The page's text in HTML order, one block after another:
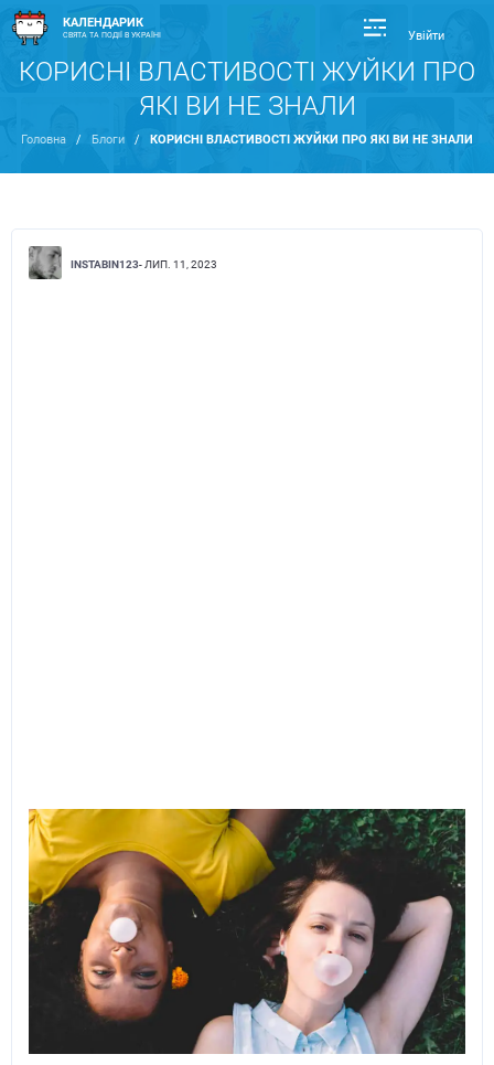
КАЛЕНДАРИК
СВЯТА ТА ПОДІЇ В УКРАЇНІ Увійти
КОРИСНІ ВЛАСТИВОСТІ ЖУЙКИ ПРО
ЯКІ ВИ НЕ ЗНАЛИ
Головна / Блоги / КОРИСНІ ВЛАСТИВОСТІ ЖУЙКИ ПРО ЯКІ ВИ НЕ ЗНАЛИ
INSTABIN123- ЛИП. 11, 2023